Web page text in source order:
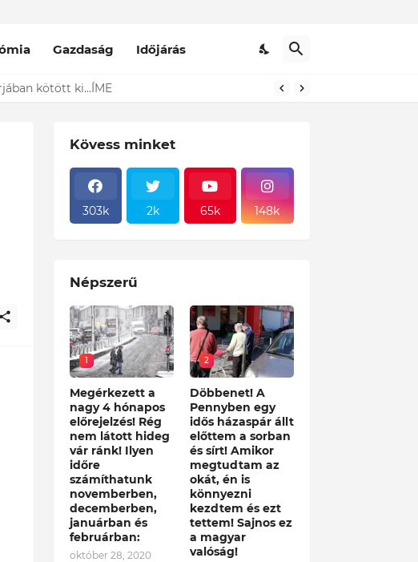
Gazdaság Időjárás
kötött ki...ÍME
Kövess minket
303k 2k 65k 148k
Népszerű
1
Megérkezett a
nagy 4 hónapos
előrejelzés! Rég
nem látott hideg
vár ránk! Ilyen
időre
számíthatunk
novemberben,
decemberben,
januárban és
februárban:
október 28, 2020
2
Döbbenet! A
Pennyben egy
idős házaspár állt
előttem a sorban
és sírt! Amikor
megtudtam az
okát, én is
könnyezni
kezdtem és ezt
tettem! Sajnos ez
a magyar
valóság!